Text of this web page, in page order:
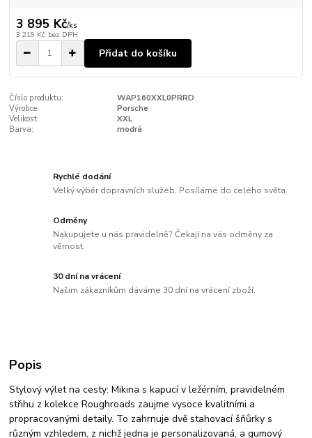
3 895 Kč/ks
3 219 Kč bez DPH
Přidat do košíku
Číslo produktu:
WAP160XXL0PRRD
Výrobce:
Porsche
Velikost:
XXL
Barva:
modrá
Rychlé dodání
Velký výběr dopravních služeb. Posíláme do celého světa.
Odměny
Nakupujete u nás pravidelně? Čekají na vás odměny za
věrnost.
30 dní na vrácení
Našim zákazníkům dáváme 30 dní na vrácení zboží.
Popis
Stylový výlet na cesty: Mikina s kapucí v ležérním, pravidelném
střihu z kolekce Roughroads zaujme vysoce kvalitními a
propracovanými detaily. To zahrnuje dvě stahovací šňůrky s
různým vzhledem, z nichž jedna je personalizovaná, a gumový